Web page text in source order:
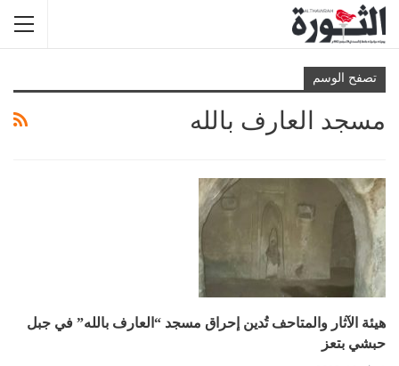
تصفح الوسم
مسجد العارف بالله
هيئة الآثار والمتاحف تُدين إحراق مسجد “العارف بالله” في جبل
حبشي بتعز